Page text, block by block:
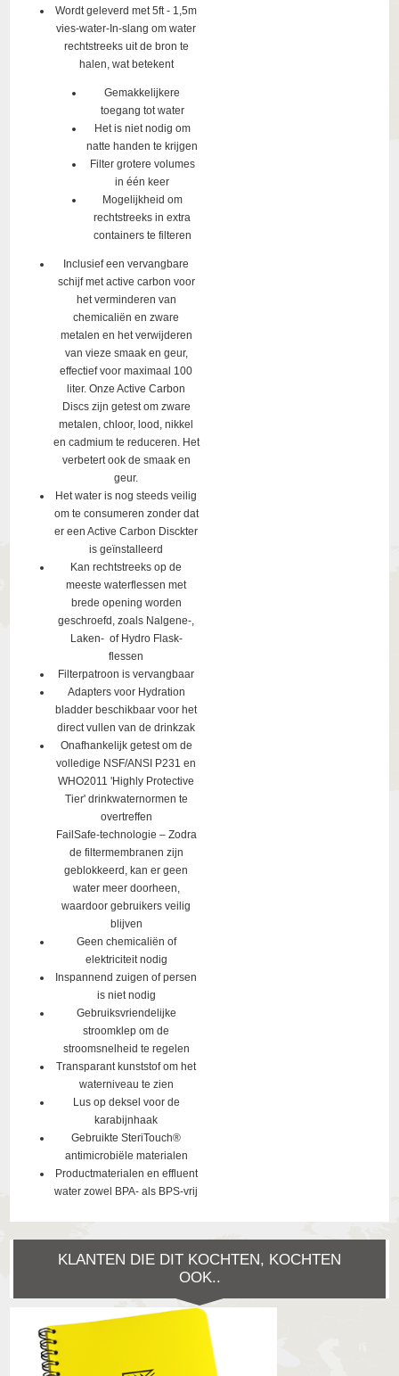
Wordt geleverd met 5ft - 1,5m
vies-water-In-slang om water
rechtstreeks uit de bron te
halen, wat betekent
Gemakkelijkere
toegang tot water
Het is niet nodig om
natte handen te krijgen
Filter grotere volumes
in één keer
Mogelijkheid om
rechtstreeks in extra
containers te filteren
Inclusief een vervangbare
schijf met active carbon voor
het verminderen van
chemicaliën en zware
metalen en het verwijderen
van vieze smaak en geur,
effectief voor maximaal 100
liter. Onze Active Carbon
Discs zijn getest om zware
metalen, chloor, lood, nikkel
en cadmium te reduceren. Het
verbetert ook de smaak en
geur.
Het water is nog steeds veilig
om te consumeren zonder dat
er een Active Carbon Disckter
is geïnstalleerd
Kan rechtstreeks op de
meeste waterflessen met
brede opening worden
geschroefd, zoals Nalgene-,
Laken- of Hydro Flask-
flessen
Filterpatroon is vervangbaar
Adapters voor Hydration
bladder beschikbaar voor het
direct vullen van de drinkzak
Onafhankelijk getest om de
volledige NSF/ANSI P231 en
WHO2011 'Highly Protective
Tier' drinkwaternormen te
overtreffen
FailSafe-technologie – Zodra
de filtermembranen zijn
geblokkeerd, kan er geen
water meer doorheen,
waardoor gebruikers veilig
blijven
Geen chemicaliën of
elektriciteit nodig
Inspannend zuigen of persen
is niet nodig
Gebruiksvriendelijke
stroomklep om de
stroomsnelheid te regelen
Transparant kunststof om het
waterniveau te zien
Lus op deksel voor de
karabijnhaak
Gebruikte SteriTouch®
antimicrobiële materialen
Productmaterialen en effluent
water zowel BPA- als BPS-vrij
KLANTEN DIE DIT KOCHTEN, KOCHTEN
OOK..